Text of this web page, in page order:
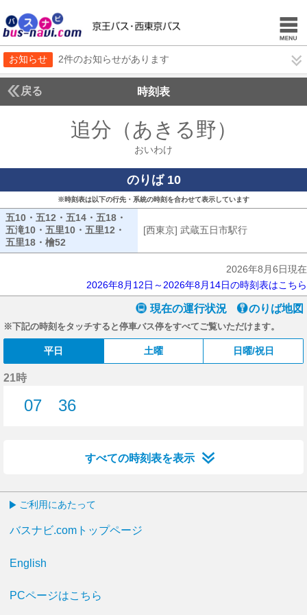
お知らせ 2件のお知らせがあります
戻る 時刻表
追分（あきる野）
おいわけ
のりば 10
※時刻表は以下の行先・系統の時刻を合わせて表示しています
五10・五12・五14・五18・
五滝10・五里10・五里12・
五里18・檜52
[西東京] 武蔵五日市駅行
2026年8月6日現在
2026年8月12日～2026年8月14日の時刻表はこちら
現在の運行状況 のりば地図
※下記の時刻をタッチすると停車バス停をすべてご覧いただけます。
平日 土曜 日曜/祝日
21時
07
36
すべての時刻表を表示
ご利用にあたって
バスナビ.comトップページ
English
PCページはこちら